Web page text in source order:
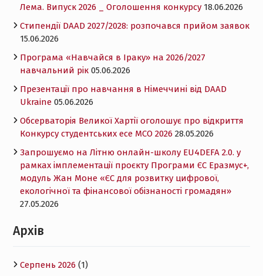
Лема. Випуск 2026 _ Оголошення конкурсу 18.06.2026
Cтипендії DAAD 2027/2028: розпочався прийом заявок
15.06.2026
Програма «Навчайся в Іраку» на 2026/2027
навчальний рік 05.06.2026
Презентації про навчання в Німеччині від DAAD
Ukraine 05.06.2026
Обсерваторія Великої Хартії оголошує про відкриття
Конкурсу студентських есе MCO 2026 28.05.2026
Запрошуємо на Літню онлайн-школу EU4DEFA 2.0. у
рамках імплементації проєкту Програми ЄС Еразмус+,
модуль Жан Моне «ЄС для розвитку цифрової,
екологічної та фінансової обізнаності громадян»
27.05.2026
Архів
Серпень 2026(1)